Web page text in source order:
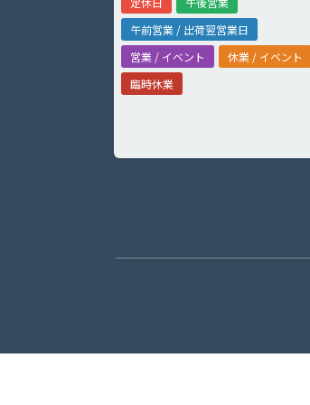
午前営業 / 出荷翌営業日
営業 / イベント
休業 / イベント
臨時休業